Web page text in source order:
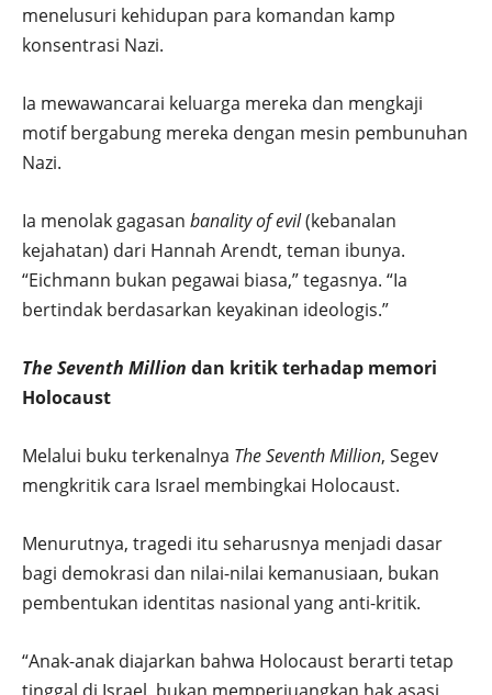
menelusuri kehidupan para komandan kamp
konsentrasi Nazi.
Ia mewawancarai keluarga mereka dan mengkaji
motif bergabung mereka dengan mesin pembunuhan
Nazi.
Ia menolak gagasan banality of evil(kebanalan
kejahatan) dari Hannah Arendt, teman ibunya.
“Eichmann bukan pegawai biasa,” tegasnya. “Ia
bertindak berdasarkan keyakinan ideologis.”
The Seventh Million dan kritik terhadap memori
Holocaust
Melalui buku terkenalnya The Seventh Million, Segev
mengkritik cara Israel membingkai Holocaust.
Menurutnya, tragedi itu seharusnya menjadi dasar
bagi demokrasi dan nilai-nilai kemanusiaan, bukan
pembentukan identitas nasional yang anti-kritik.
“Anak-anak diajarkan bahwa Holocaust berarti tetap